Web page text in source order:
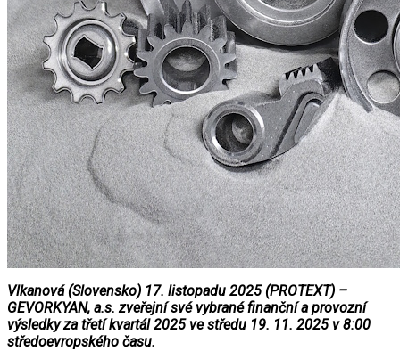
Vlkanová (Slovensko) 17. listopadu 2025 (PROTEXT) –
GEVORKYAN, a.s. zveřejní své vybrané finanční a provozní
výsledky za třetí kvartál 2025 ve středu 19. 11. 2025 v 8:00
středoevropského času.